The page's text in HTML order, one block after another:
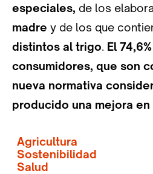
especiales, de los
madre y de los que
distintos al trigo. El
consumidores, que son
nueva normativa
producido una mejora
Agricultura
Sostenibilidad
Salud